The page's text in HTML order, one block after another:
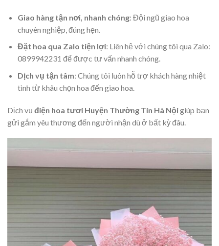
Giao hàng tận nơi, nhanh chóng: Đội ngũ giao hoa
chuyên nghiệp, đúng hẹn.
Đặt hoa qua Zalo tiện lợi: Liên hệ với chúng tôi qua Zalo:
0899942231 để được tư vấn nhanh chóng.
Dịch vụ tận tâm: Chúng tôi luôn hỗ trợ khách hàng nhiệt
tình từ khâu chọn hoa đến giao hoa.
Dịch vụ điện hoa tươi Huyện Thường Tín Hà Nộigiúp bạn
gửi gắm yêu thương đến người nhận dù ở bất kỳ đâu.